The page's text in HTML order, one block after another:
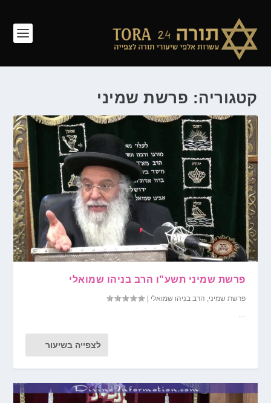
קטגוריה: פרשת שמיני
פרשת שמיני תשע"ו הרב בניהו שמואלי
פרשת שמיני הרב בניהו שמואלי |
לצפייה בשיעור